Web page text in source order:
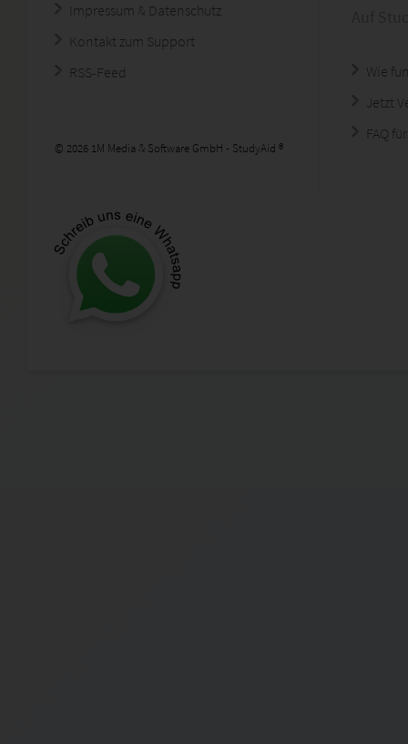
Impressum & Datenschutz
Kontakt zum Support
RSS-Feed
© 2026 1M Media & Software GmbH - StudyAid ®
Wie
Jetzt
FAQ